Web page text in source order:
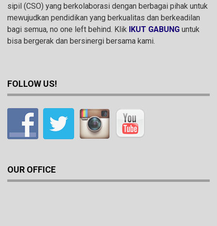
sipil (CSO) yang berkolaborasi dengan berbagai pihak untuk
mewujudkan pendidikan yang berkualitas dan berkeadilan
bagi semua, no one left behind. Klik IKUT GABUNG untuk
bisa bergerak dan bersinergi bersama kami.
FOLLOW US!
OUR OFFICE